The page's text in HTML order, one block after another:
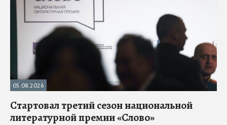
05.08.2026
Стартовал третий сезон национальной
литературной премии «Слово»